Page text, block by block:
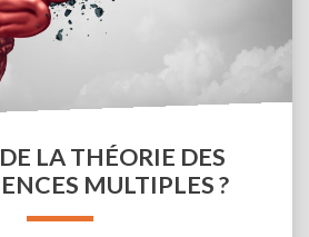
LA THÉORIE DES
MULTIPLES ?